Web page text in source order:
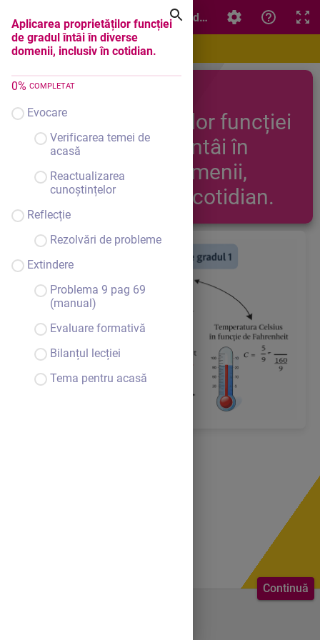
Aplicarea proprietăților funcției
de gradul întâi în diverse
domenii, inclusiv în cotidian.
0% COMPLETAT
Evocare
Verificarea temei de
acasă
Reactualizarea
cunoștințelor
Reflecție
Rezolvări de probleme
Extindere
Problema 9 pag 69
(manual)
Evaluare formativă
Bilanțul lecției
Tema pentru acasă
Continuă
Aplicarea proprietăților funcției de gradul întâi în
proprietăților funcției
de gradul întâi în
diverse domenii,
inclusiv în cotidian.